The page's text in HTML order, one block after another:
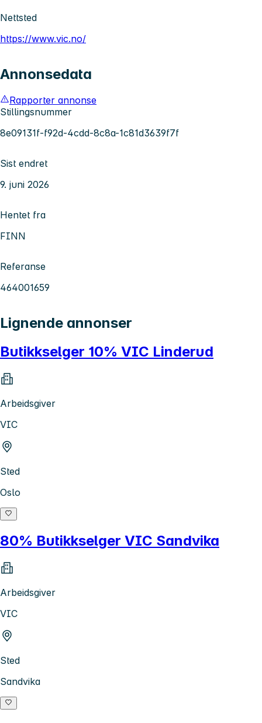
Nettsted
https://www.vic.no/
Annonsedata
Rapporter annonse
Stillingsnummer
8e09131f-f92d-4cdd-8c8a-1c81d3639f7f
Sist endret
9. juni 2026
Hentet fra
FINN
Referanse
464001659
Lignende annonser
Butikkselger 10% VIC Linderud
Arbeidsgiver
VIC
Sted
Oslo
80% Butikkselger VIC Sandvika
Arbeidsgiver
VIC
Sted
Sandvika